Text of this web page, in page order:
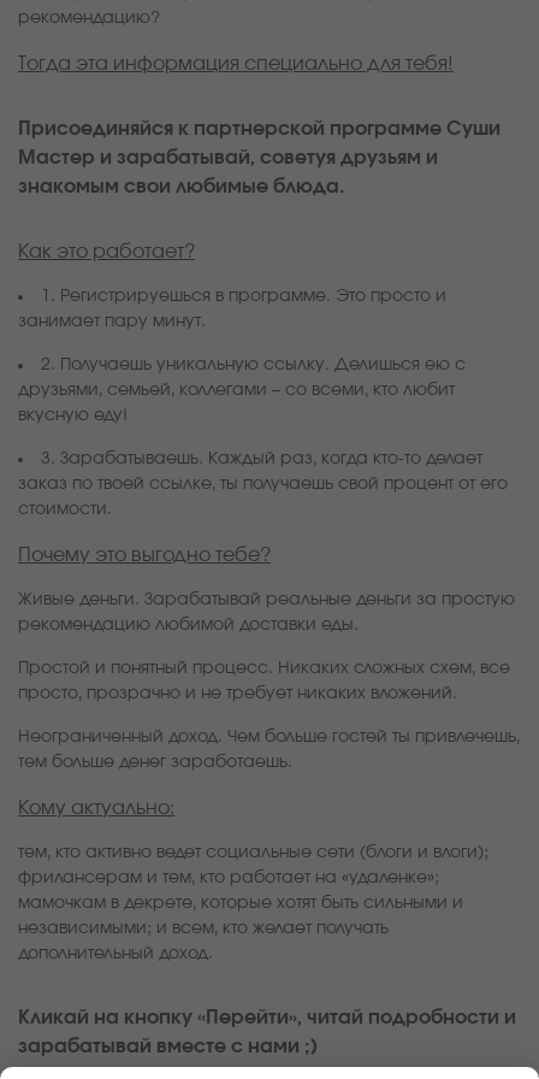
рекомендацию?
Тогда эта информация специально для тебя!
Присоединяйся к партнерской программе Суши
Мастер и зарабатывай, советуя друзьям и
знакомым свои любимые блюда.
Как это работает?
1. Регистрируешься в программе. Это просто и
занимает пару минут.
2. Получаешь уникальную ссылку. Делишься ею с
друзьями, семьей, коллегами – со всеми, кто любит
вкусную еду!
3. Зарабатываешь. Каждый раз, когда кто-то делает
заказ по твоей ссылке, ты получаешь свой процент от его
стоимости.
Почему это выгодно тебе?
Живые деньги. Зарабатывай реальные деньги за простую
рекомендацию любимой доставки еды.
Простой и понятный процесс. Никаких сложных схем, все
просто, прозрачно и не требует никаких вложений.
Неограниченный доход. Чем больше гостей ты привлечешь,
тем больше денег заработаешь.
Кому актуально:
тем, кто активно ведет социальные сети (блоги и влоги);
фрилансерам и тем, кто работает на «удаленке»;
мамочкам в декрете, которые хотят быть сильными и
независимыми; и всем, кто желает получать
дополнительный доход.
Кликай на кнопку «Перейти», читай подробности и
зарабатывай вместе с нами ;)